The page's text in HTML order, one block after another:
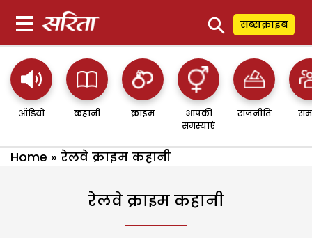
⚲ सब्सक्राइब
ऑडियो कहानी क्राइम
आपकी
समस्याएं
राजनीति
Home » रेलवे क्राइम कहानी
रेलवे क्राइम कहानी